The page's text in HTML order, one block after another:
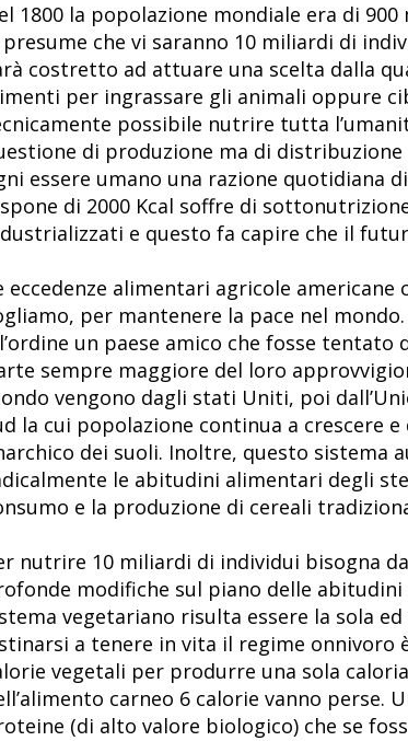
1800 la popolazione mondiale era di
presume che vi saranno 10 miliardi di
costretto ad attuare una scelta dalla
per ingrassare gli animali oppure
possibile nutrire tutta
di produzione ma di
essere umano una razione quotidiana
di 2000 Kcal soffre di
e questo fa capire che il
eccedenze alimentari agricole
per mantenere la pace nel
un paese amico che fosse
sempre maggiore del loro
vengono dagli stati Uniti, poi
la cui popolazione continua a crescere
dei suoli. Inoltre, questo sistema
le abitudini alimentari degli
e la produzione di cereali
nutrire 10 miliardi di individui bisogna
modifiche sul piano delle
vegetariano risulta essere la sola
a tenere in vita il regime
vegetali per produrre una sola
carneo 6 calorie vanno
(di alto valore biologico) che se